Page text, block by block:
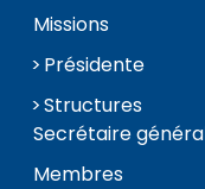
Missions
Présidente
Structures
Secrétaire
Membres